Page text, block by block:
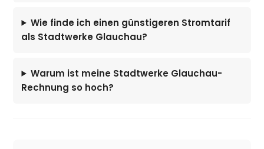
Wie finde ich einen günstigeren Stromtarif
als Stadtwerke Glauchau?
Warum ist meine Stadtwerke Glauchau-
Rechnung so hoch?